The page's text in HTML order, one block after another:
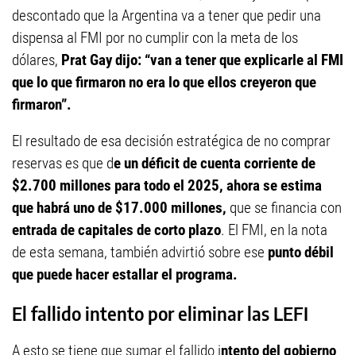
descontado que la Argentina va a tener que pedir una
dispensa al FMI por no cumplir con la meta de los
dólares, Prat Gay dijo: “van a tener que explicarle al FMI
que lo que firmaron no era lo que ellos creyeron que
firmaron”.
El resultado de esa decisión estratégica de no comprar
reservas es que de un déficit de cuenta corriente de
$2.700 millones para todo el 2025, ahora se estima
que habrá uno de $17.000 millones, que se financia con
entrada de capitales de corto plazo. El FMI, en la nota
de esta semana, también advirtió sobre ese punto débil
que puede hacer estallar el programa.
El fallido intento por eliminar las LEFI
A esto se tiene que sumar el fallido intento del gobierno